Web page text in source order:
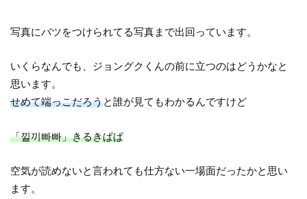
写真にバツをつけられてる写真まで出回っています。
いくらなんでも、ジョングクくんの前に立つのはどうかなと
思います。
せめて端っこだろうと誰が見てもわかるんですけど
「낄끼빠빠」きるきぱぱ
空気が読めないと言われても仕方ない一場面だったかと思い
ます。